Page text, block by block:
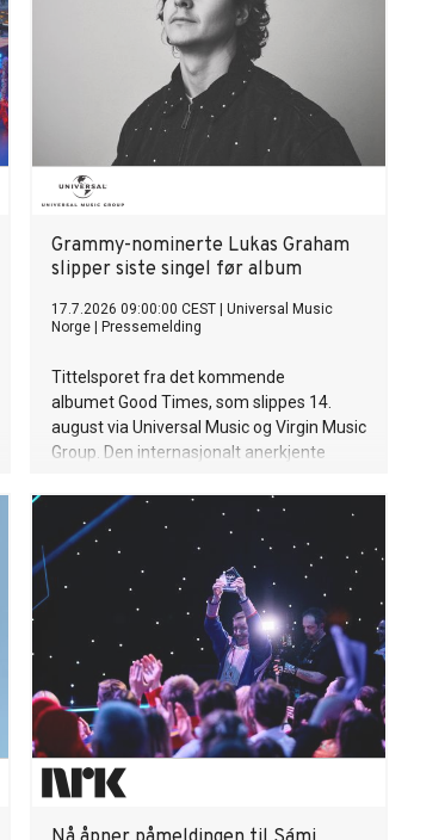
Grammy-nominerte Lukas Graham
slipper siste singel før album
17.7.2026 09:00:00 CEST
Universal Music
Norge
Pressemelding
Tittelsporet fra det kommende
albumet Good Times, som slippes 14.
august via Universal Music og Virgin Music
Group. Den internasjonalt anerkjente
slipper i dag «Good Times», det energiske
tittelsporet og åpningslåten fra hans
kommende album Good Times. Albumet
består av 13 spor og utgis 14. august.